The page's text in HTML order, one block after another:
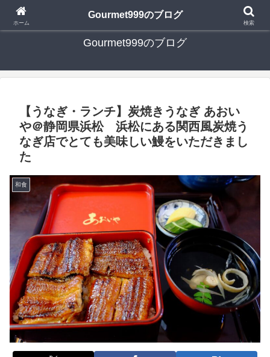
日々の食べ歩き・たまに行く旅行・子供とのお出かけを書いたブログです
Gourmet999のブログ
【うなぎ・ランチ】炭焼きうなぎ あおい
や＠静岡県浜松 浜松にある関西風炭焼う
なぎ店でとても美味しい鰻をいただきまし
た
和食
ホーム
Gourmet999のブログ
検索